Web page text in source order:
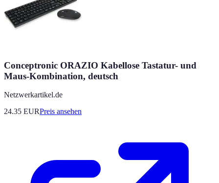
Conceptronic ORAZIO Kabellose Tastatur- und
Maus-Kombination, deutsch
Netzwerkartikel.de
24.35 EURPreis ansehen